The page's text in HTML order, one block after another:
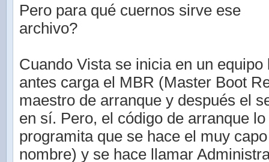
Pero para qué cuernos sirve ese
archivo?
Cuando Vista se inicia en un
antes carga el MBR (Master Boot
maestro de arranque y después el
en sí. Pero, el código de arranque
programita que se hace el muy
nombre) y se hace llamar